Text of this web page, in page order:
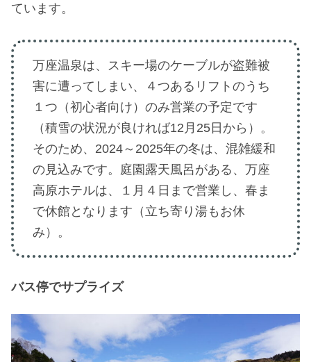
ています。
万座温泉は、スキー場のケーブルが盗難被
害に遭ってしまい、４つあるリフトのうち
１つ（初心者向け）のみ営業の予定です
（積雪の状況が良ければ12月25日から）。
そのため、2024～2025年の冬は、混雑緩和
の見込みです。庭園露天風呂がある、万座
高原ホテルは、１月４日まで営業し、春ま
で休館となります（立ち寄り湯もお休
み）。
バス停でサプライズ